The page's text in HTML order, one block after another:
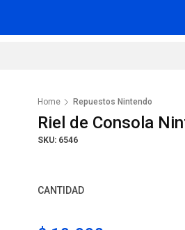
Home Repuestos Nintendo
Riel de Consola
SKU: 6546
CANTIDAD